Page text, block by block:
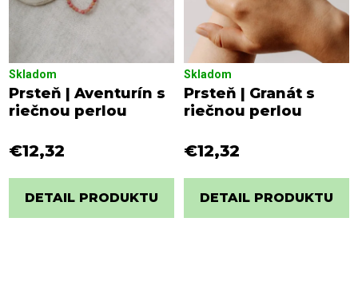
Prsteň | Aventurín s
riečnou perlou
Skladom
€12,32
DETAIL PRODUKTU
Prsteň | Granát s
riečnou perlou
Skladom
€12,32
DETAIL PRODUKTU